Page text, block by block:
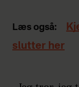
Læs også:
slutter her